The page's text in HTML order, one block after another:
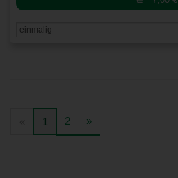
1 2 »